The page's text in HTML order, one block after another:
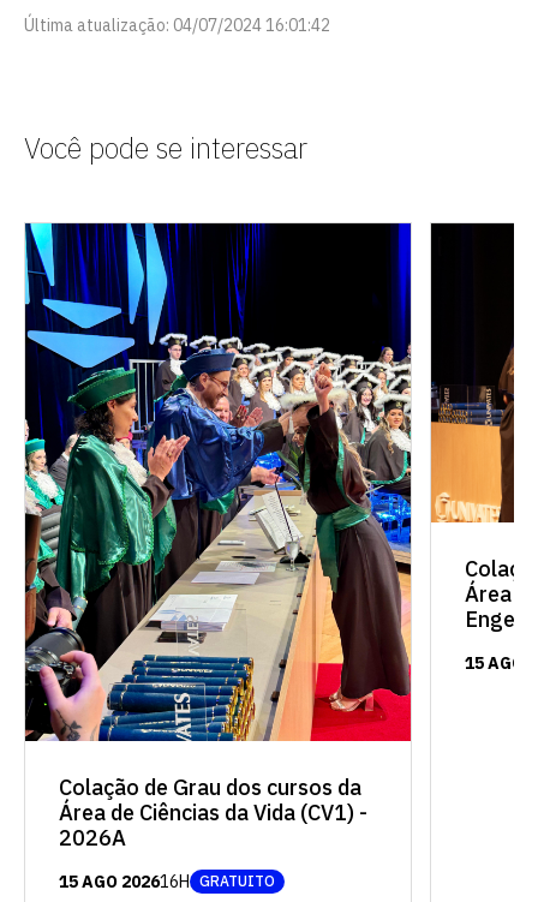
Última atualização: 04/07/2024 16:01:42
Você pode se interessar
Colação de Grau dos cursos da
Área de Ciências da Vida (CV1) -
2026A
15 AGO 202616H GRATUITO
Área
15 AGO
quer concorrer:
vagas para início de curso
vagas a partir do 2º ano de curso